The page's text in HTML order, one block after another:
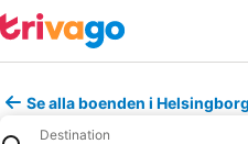
Se alla boenden i Helsingborg
Destination